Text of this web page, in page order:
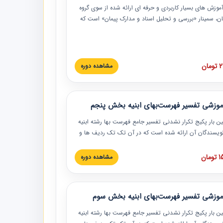
های بسیار کاربردی و حرفه‏ ای ارائه شده از سوی گروه
سمینار «بررسی و تحلیل اسناد و مدارک پیمان» است که
این خصوص ارائه شده است.
مشاهده دوره
تفسیر فهرست‌بهای ابنیه بخش پنجم
بار پکیج تکرار نشدنی تفسیر جامع فهرست بها رشته ابنیه
نویسندگان آن ارائه شده است که در آن تک تک ردیف ها و
و به همراه تصاویر عملیات اجرایی مرتبط با ردیف های
بها ارائه شده است. این دوره با کلام مهندس
مدیر پروژه مهندسی مشاور در امر بازنگری فهرست
حال فعالیت هستند حتما توصیه می کنیم از مطالب این
نمایند.
مشاهده دوره
تفسیر فهرست‌بهای ابنیه بخش سوم
بار پکیج تکرار نشدنی تفسیر جامع فهرست بها رشته ابنیه